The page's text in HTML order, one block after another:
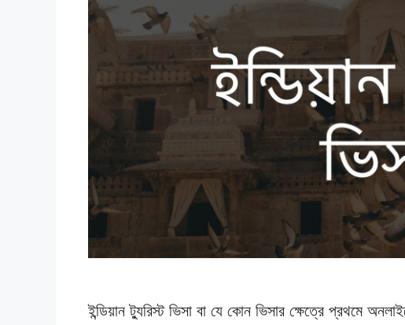
ইন্ডিয়ান ট্যুরিস্ট ভিসা বা যে কোন ভিসার ক্ষেত্রে প্রথমে